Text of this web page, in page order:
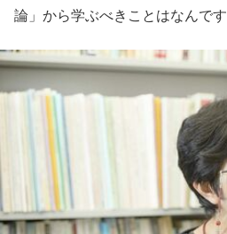
論」から学ぶべきことはなんです